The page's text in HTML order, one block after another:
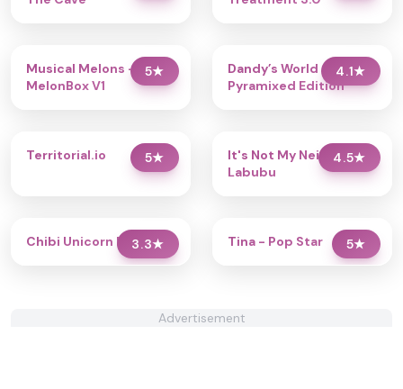
5★
Musical Melons –
MelonBox V1
4.1★
Dandy’s World
Pyramixed Edition
5★
Territorial.io 4.5★
It's Not My Neighbor:
Labubu
3.3★
Chibi Unicorn Dress Up 5★
Tina - Pop Star
Advertisement